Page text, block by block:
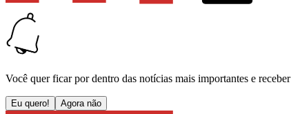
Você quer ficar por dentro das notícias mais importantes e receber
Eu quero! Agora não